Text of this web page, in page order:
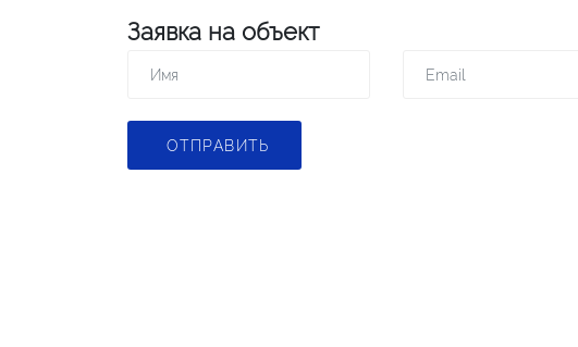
Заявка на объект
ОТПРАВИТЬ